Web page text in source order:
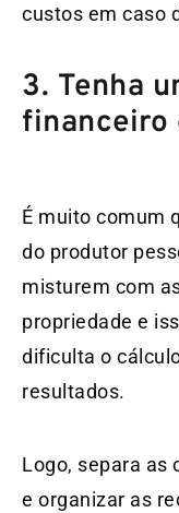
custos em caso
3. Tenha
É muito comum
do produtor
misturem com
propriedade e
dificulta o
resultados.
Logo, separa as
e organizar as